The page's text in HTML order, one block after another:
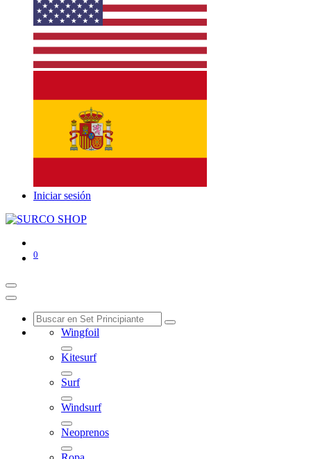
Iniciar sesión
0
Wingfoil
Kitesurf
Surf
Windsurf
Neoprenos